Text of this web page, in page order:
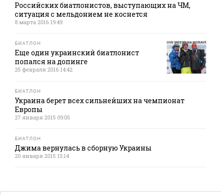
Российских биатлонистов, выступающих на ЧМ,
ситуация с мельдонием не коснется
8 марта 2016 19:49
БИАТЛОН
Еще один украинский биатлонист
попался на допинге
25 февраля 2016 14:42
БИАТЛОН
Украина берет всех сильнейших на чемпионат
Европы
27 января 2015 09:05
БИАТЛОН
Джима вернулась в сборную Украины
20 января 2015 15:14